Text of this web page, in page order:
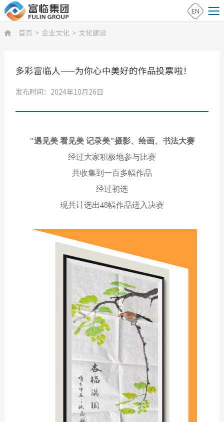
EN
 首页 > 企业文化 > 文化建设
多彩富临人——为你心中美好的作品投票啦！
发布时间：2024年10月26日
"遇见美 看见美 记录美"摄影、绘画、书法大赛
经过大家积极地参与比赛
共收集到一百多幅作品
经过初选
现共计选出48幅作品进入决赛